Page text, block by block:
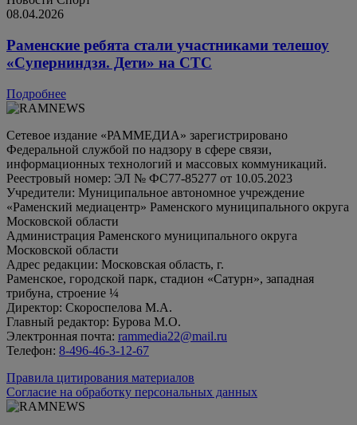
08.04.2026
Раменские ребята стали участниками телешоу
«Суперниндзя. Дети» на СТС
Подробнее
Сетевое издание «РАММЕДИА» зарегистрировано
Федеральной службой по надзору в сфере связи,
информационных технологий и массовых коммуникаций.
Реестровый номер: ЭЛ № ФС77-85277 от 10.05.2023
Учредители: Муниципальное автономное учреждение
«Раменский медиацентр» Раменского муниципального округа
Московской области
Администрация Раменского муниципального округа
Московской области
Адрес редакции: Московская область, г.
Раменское, городской парк, стадион «Сатурн», западная
трибуна, строение ¼
Директор: Скороспелова М.А.
Главный редактор: Бурова М.О.
Электронная почта: rammedia22@mail.ru
Телефон: 8-496-46-3-12-67
Правила цитирования материалов
Согласие на обработку персональных данных